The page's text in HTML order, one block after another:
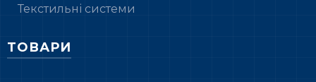
Текстильні системи
ТОВАРИ